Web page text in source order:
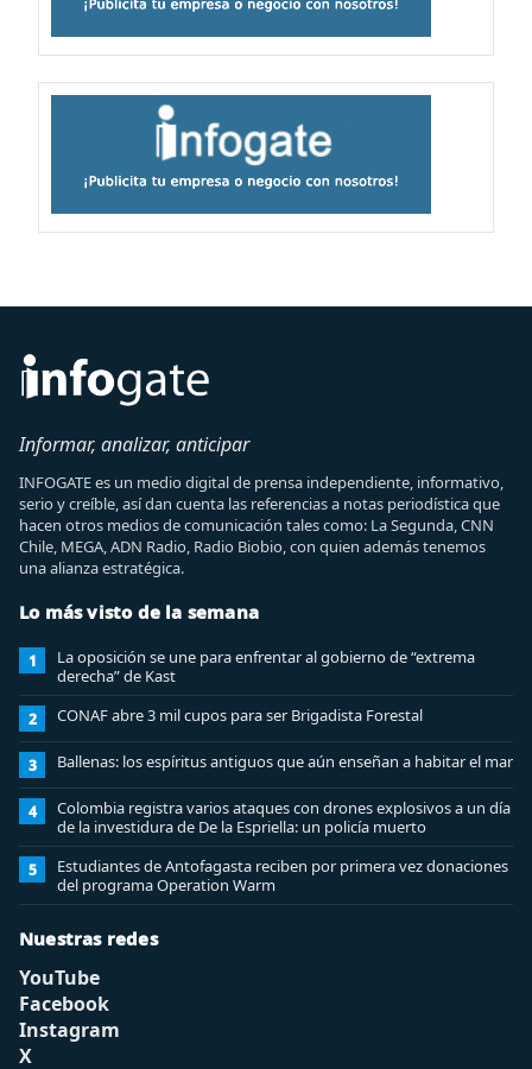
Informar, analizar, anticipar
INFOGATE es un medio digital de prensa independiente, informativo,
serio y creíble, así dan cuenta las referencias a notas periodística que
hacen otros medios de comunicación tales como: La Segunda, CNN
Chile, MEGA, ADN Radio, Radio Biobio, con quien además tenemos
una alianza estratégica.
Lo más visto de la semana
1
La oposición se une para enfrentar al gobierno de “extrema
derecha” de Kast
2 CONAF abre 3 mil cupos para ser Brigadista Forestal
3 Ballenas: los espíritus antiguos que aún enseñan a habitar el mar
4
Colombia registra varios ataques con drones explosivos a un día
de la investidura de De la Espriella: un policía muerto
5
Estudiantes de Antofagasta reciben por primera vez donaciones
del programa Operation Warm
Nuestras redes
YouTube
Facebook
Instagram
X